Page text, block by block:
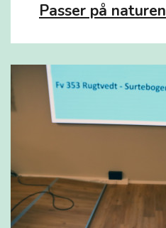
Passer på naturen